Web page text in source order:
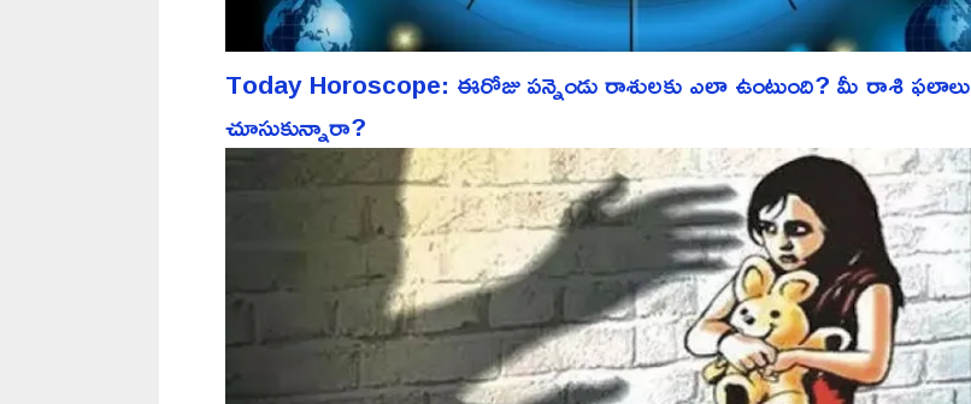
Today Horoscope: ఈరోజు పన్నెండు రాశులకు ఎలా ఉంటుంది? మీ రాశి ఫలాలు
చూసుకున్నారా?